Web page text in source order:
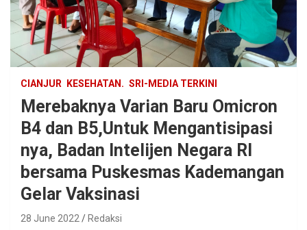
CIANJUR KESEHATAN. SRI-MEDIA TERKINI
Merebaknya Varian Baru Omicron
B4 dan B5,Untuk Mengantisipasi
nya, Badan Intelijen Negara RI
bersama Puskesmas Kademangan
Gelar Vaksinasi
28 June 2022 Redaksi